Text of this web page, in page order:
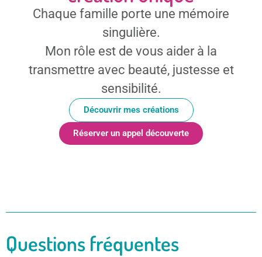
Chaque famille porte une mémoire
singulière.
Mon rôle est de vous aider à la
transmettre avec beauté, justesse et
sensibilité.
Découvrir mes créations
Réserver un appel découverte
Questions fréquentes